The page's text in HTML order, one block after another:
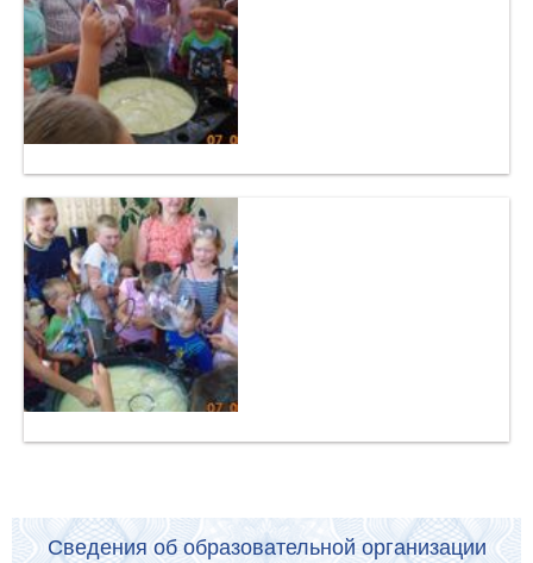
Сведения об образовательной организации